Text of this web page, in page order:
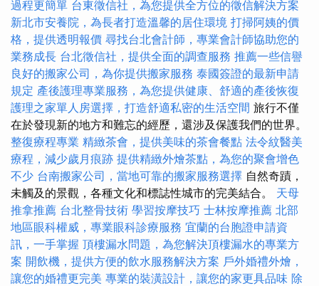
過程更簡單 台東徵信社，為您提供全方位的徵信解決方案
新北市安養院，為長者打造溫馨的居住環境 打掃阿姨的價
格，提供透明報價 尋找台北會計師，專業會計師協助您的
業務成長 台北徵信社，提供全面的調查服務 推薦一些信譽
良好的搬家公司，為你提供搬家服務 泰國簽證的最新申請
規定 產後護理專業服務，為您提供健康、舒適的產後恢復
護理之家單人房選擇，打造舒適私密的生活空間 旅行不僅
在於發現新的地方和難忘的經歷，還涉及保護我們的世界。
整復療程專業 精緻茶會，提供美味的茶會餐點 法令紋醫美
療程，減少歲月痕跡 提供精緻外燴茶點，為您的聚會增色
不少 台南搬家公司，當地可靠的搬家服務選擇 自然奇蹟，
未觸及的景觀，各種文化和標誌性城市的完美結合。 天母
推拿推薦 台北整骨技術 學習按摩技巧 士林按摩推薦 北部
地區眼科權威，專業眼科診療服務 宜蘭的台胞證申請資
訊，一手掌握 頂樓漏水問題，為您解決頂樓漏水的專業方
案 開飲機，提供方便的飲水服務解決方案 戶外婚禮外燴，
讓您的婚禮更完美 專業的裝潢設計，讓您的家更具品味 除